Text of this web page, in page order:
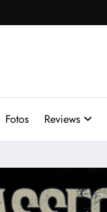
Fotos Reviews